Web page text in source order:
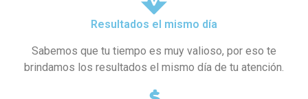
Resultados el mismo día
Sabemos que tu tiempo es muy valioso, por eso te
brindamos los resultados el mismo día de tu atención.